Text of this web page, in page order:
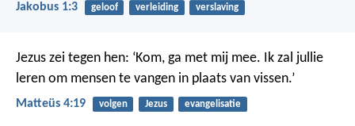
Jakobus 1:3 geloof verleiding verslaving
Jezus zei tegen hen: ‘Kom, ga met mij mee. Ik zal jullie
leren om mensen te vangen in plaats van vissen.’
Matteüs 4:19 volgen Jezus evangelisatie